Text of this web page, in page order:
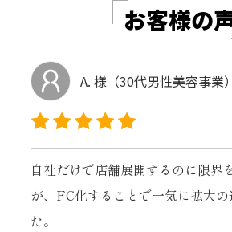
お客様の
A. 様（30代男性美容事業）
自社だけで店舗展開するのに限界
が、FC化することで一気に拡大
た。